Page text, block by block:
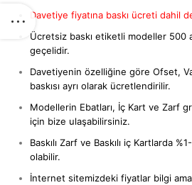
Davetiye fiyatına baskı ücreti dahil
Ücretsiz baskı etiketli modeller 500
geçelidir.
Davetiyenin özelliğine göre Ofset,
baskısı ayrı olarak ücretlendirilir.
Modellerin Ebatları, İç Kart ve Zarf
için bize ulaşabilirsiniz.
Baskılı Zarf ve Baskılı iç Kartlarda
olabilir.
İnternet sitemizdeki fiyatlar bilgi